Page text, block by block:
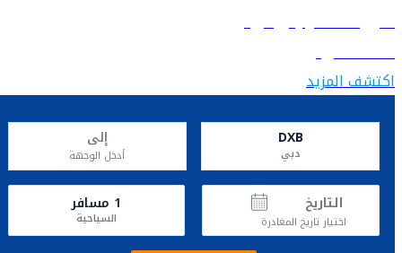
دليل السفر إلى نيبال
اكتشف نيبال
اكتشف المزيد
DXB
دبي
إلى
أدخل الوجهة
التاريخ
اختيار تاريخ المغادرة
1 مسافر
السياحية